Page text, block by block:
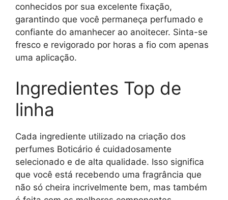
conhecidos por sua excelente fixação,
garantindo que você permaneça perfumado e
confiante do amanhecer ao anoitecer. Sinta-se
fresco e revigorado por horas a fio com apenas
uma aplicação.
Ingredientes Top de
linha
Cada ingrediente utilizado na criação dos
perfumes Boticário é cuidadosamente
selecionado e de alta qualidade. Isso significa
que você está recebendo uma fragrância que
não só cheira incrivelmente bem, mas também